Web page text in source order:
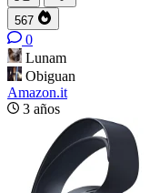
567
0
Lunam
Obiguan
Amazon.it
3 años